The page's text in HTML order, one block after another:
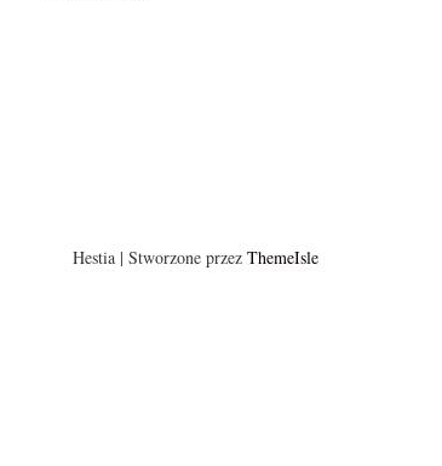
Hestia | Stworzone przez ThemeIsle